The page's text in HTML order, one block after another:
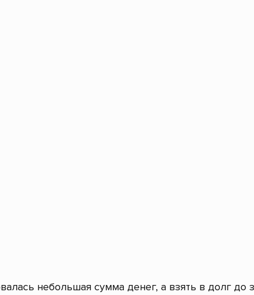
небольшая сумма денег, а взять в долг